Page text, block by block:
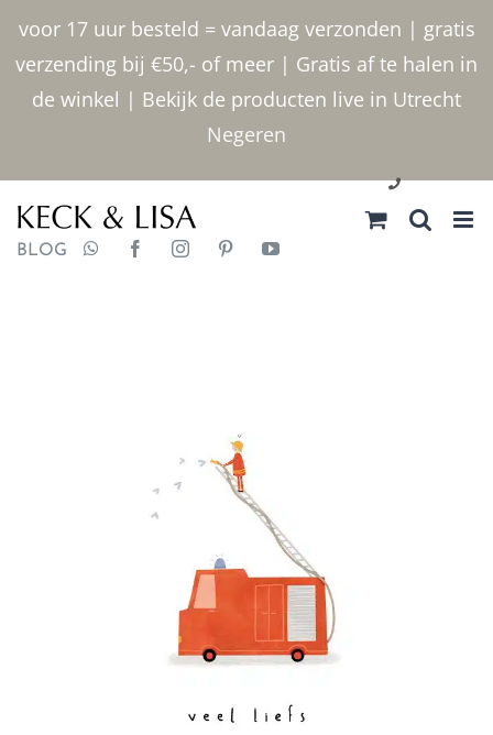
voor 17 uur besteld = vandaag verzonden | gratis
verzending bij €50,- of meer | Gratis af te halen in
de winkel | Bekijk de producten live in Utrecht
Negeren
inhoud
030 2400000
BLOG